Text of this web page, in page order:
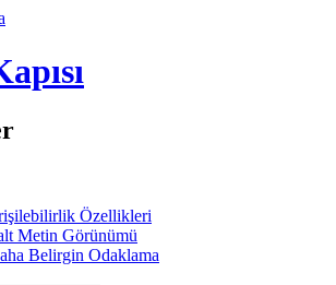
Özellikleri
Metin Görünümü
Belirgin Odaklama